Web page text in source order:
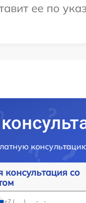
ее по
консультация со